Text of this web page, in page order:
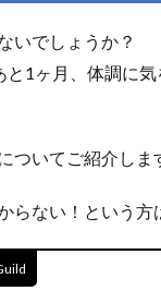
いでしょうか？
1ヶ月、体調に
ついてご紹介しま
らない！という方